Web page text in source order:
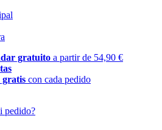
gratuito a partir de 54,90 €
gratis con cada pedido
pedido?